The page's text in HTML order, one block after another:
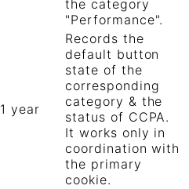
the category
"Performance".
1 year
Records the
default button
state of the
corresponding
category & the
status of CCPA.
It works only in
coordination with
the primary
cookie.